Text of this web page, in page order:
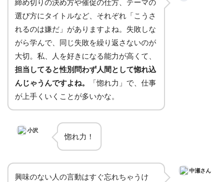
締め切りの決め方や催促の仕方、テーマの
選び方にタイトルなど、それぞれ「こうさ
れるのは嫌だ」がありますよね。失敗しな
がら学んで、同じ失敗を繰り返さないのが
大切。私、人を好きになる能力が高くて、
担当してると性別問わず人間として惚れ込
んじゃうんですよね。
「惚れ力」で、仕事
が上手くいくことが多いかな。
小沢
惚れ力！
興味のない人の言動はすぐ忘れちゃうけ
中瀬さん